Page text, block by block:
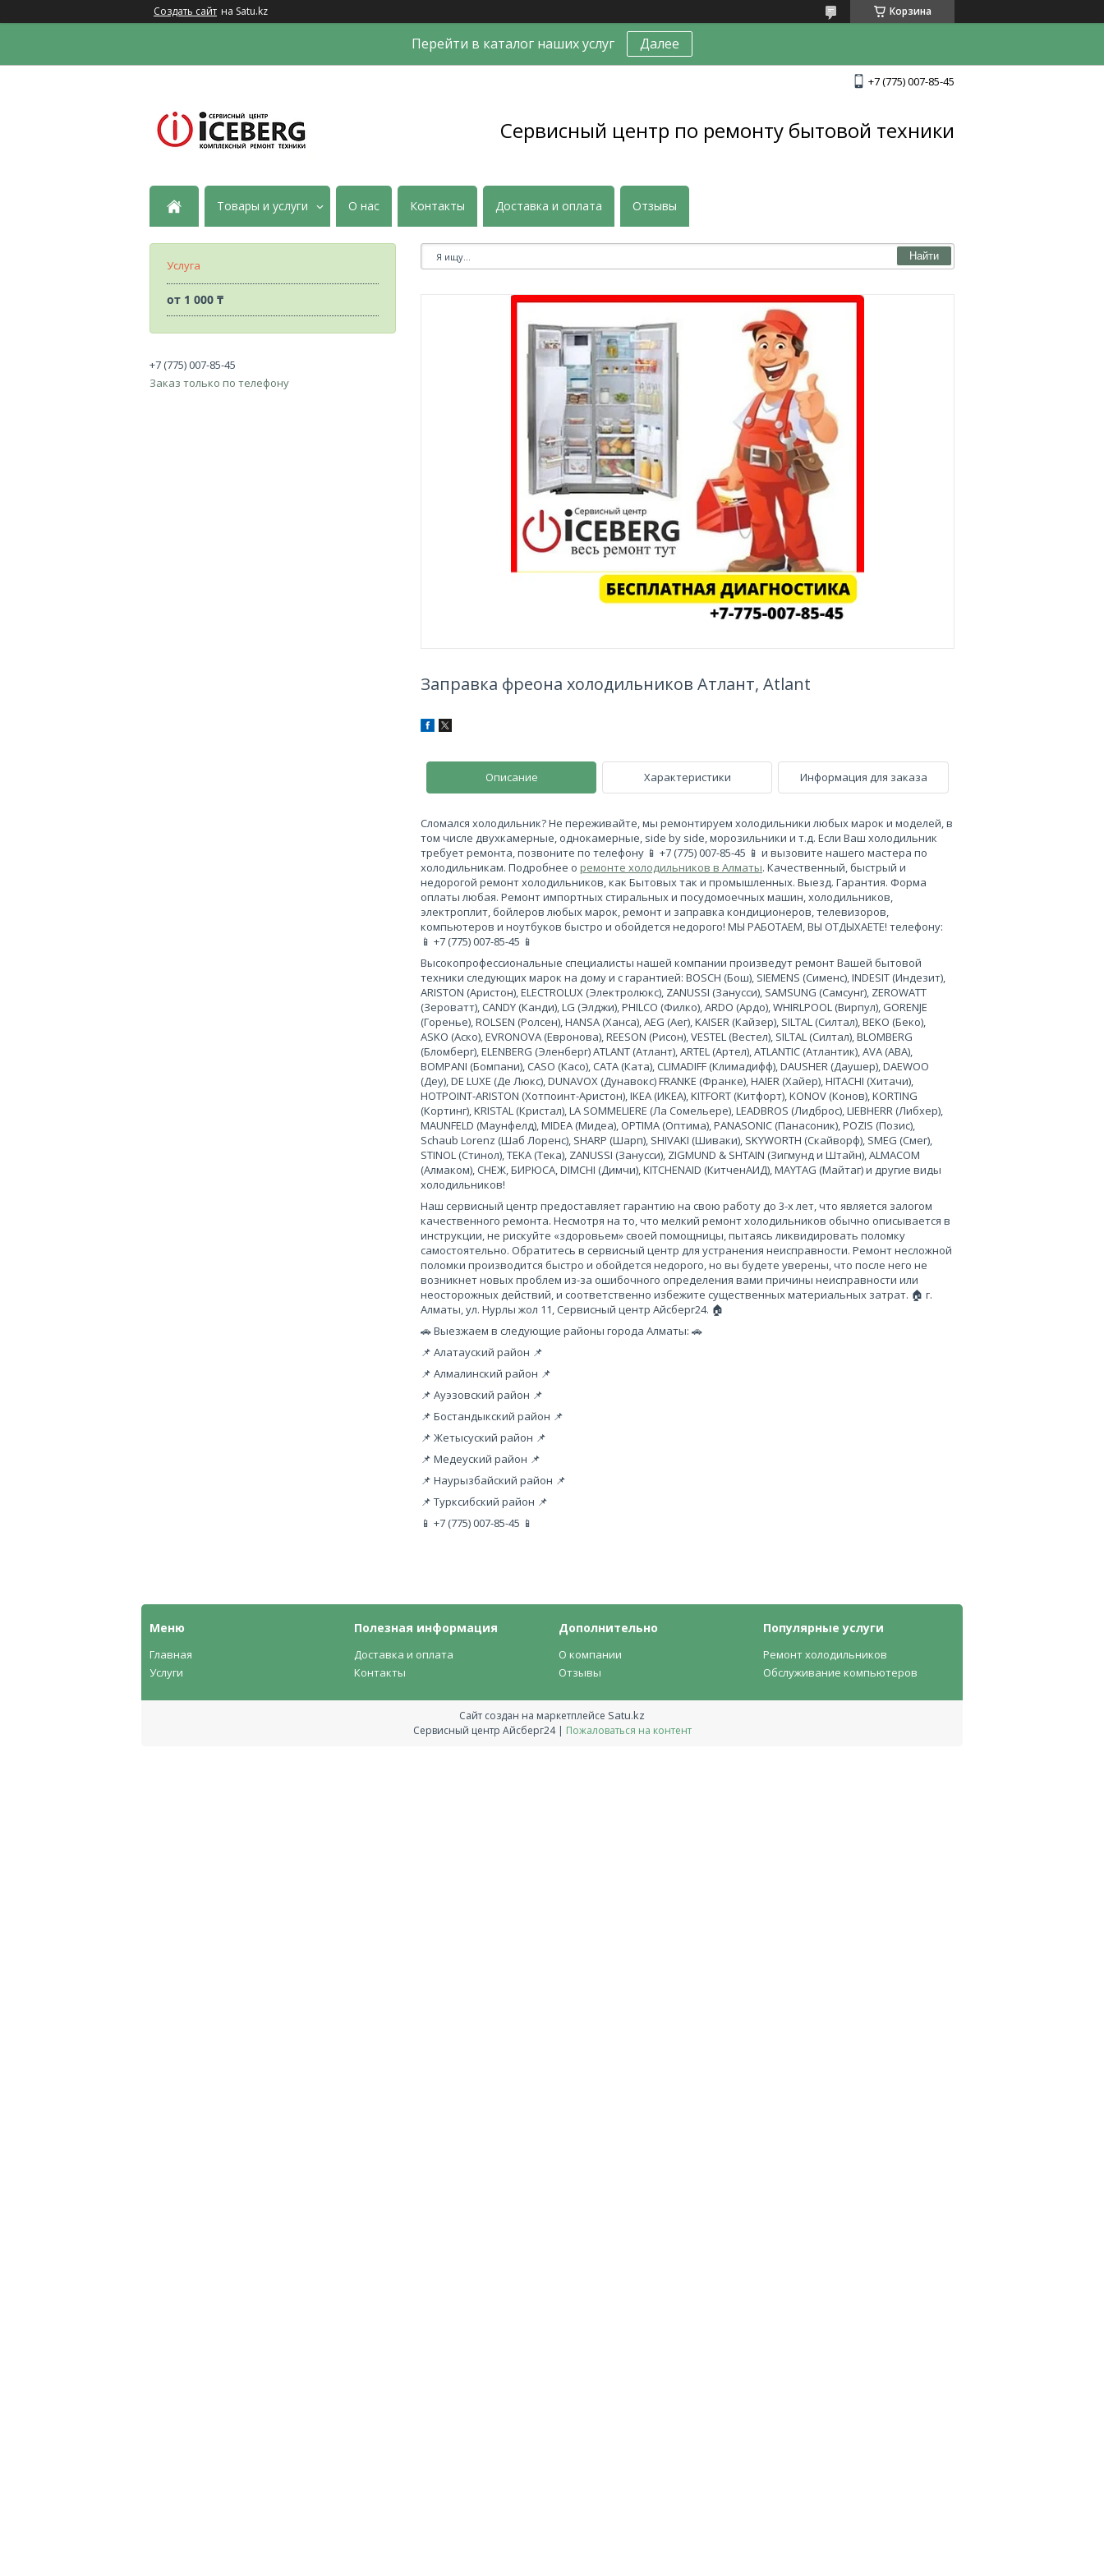
Создать сайт на Satu.kz Корзина
Перейти в каталог наших услуг Далее
+7 (775) 007-85-45
Сервисный центр по ремонту бытовой техники
Товары и услуги О нас Контакты Доставка и оплата Отзывы
Найти
Заправка фреона холодильников Атлант, Atlant
Описание Характеристики Информация для заказа
Сломался холодильник? Не переживайте, мы ремонтируем холодильники любых марок и моделей, в
том числе двухкамерные, однокамерные, side by side, морозильники и т.д. Если Ваш холодильник
требует ремонта, позвоните по телефону 📱 +7 (775) 007-85-45 📱 и вызовите нашего мастера по
холодильникам. Подробнее о ремонте холодильников в Алматы. Качественный, быстрый и
недорогой ремонт холодильников, как Бытовых так и промышленных. Выезд. Гарантия. Форма
оплаты любая. Ремонт импортных стиральных и посудомоечных машин, холодильников,
электроплит, бойлеров любых марок, ремонт и заправка кондиционеров, телевизоров,
компьютеров и ноутбуков быстро и обойдется недорого! МЫ РАБОТАЕМ, ВЫ ОТДЫХАЕТЕ! телефону:
📱 +7 (775) 007-85-45 📱
Высокопрофессиональные специалисты нашей компании произведут ремонт Вашей бытовой
техники следующих марок на дому и с гарантией: BOSCH (Бош), SIEMENS (Сименс), INDESIT (Индезит),
ARISTON (Аристон), ELECTROLUX (Электролюкс), ZANUSSI (Занусси), SAMSUNG (Самсунг), ZEROWATT
(Зероватт), CANDY (Канди), LG (Элджи), PHILCO (Филко), ARDO (Ардо), WHIRLPOOL (Вирпул), GORENJE
(Горенье), ROLSEN (Ролсен), HANSA (Ханса), AEG (Аег), KAISER (Кайзер), SILTAL (Силтал), BEKO (Беко),
ASKO (Аско), EVRONOVA (Евронова), REESON (Рисон), VESTEL (Вестел), SILTAL (Силтал), BLOMBERG
(Бломберг), ELENBERG (Эленберг) ATLANT (Атлант), ARTEL (Артел), ATLANTIC (Атлантик), AVA (АВА),
BOMPANI (Бомпани), CASO (Касо), CATA (Ката), CLIMADIFF (Климадифф), DAUSHER (Даушер), DAEWOO
(Деу), DE LUXE (Де Люкс), DUNAVOX (Дунавокс) FRANKE (Франке), HAIER (Хайер), HITACHI (Хитачи),
HOTPOINT-ARISTON (Хотпоинт-Аристон), IKEA (ИКЕА), KITFORT (Китфорт), KONOV (Конов), KORTING
(Кортинг), KRISTAL (Кристал), LA SOMMELIERE (Ла Сомельере), LEADBROS (Лидброс), LIEBHERR (Либхер),
MAUNFELD (Маунфелд), MIDEA (Мидеа), OPTIMA (Оптима), PANASONIC (Панасоник), POZIS (Позис),
Schaub Lorenz (Шаб Лоренс), SHARP (Шарп), SHIVAKI (Шиваки), SKYWORTH (Скайворф), SMEG (Смег),
STINOL (Стинол), TEKA (Тека), ZANUSSI (Занусси), ZIGMUND & SHTAIN (Зигмунд и Штайн), ALMACOM
(Алмаком), СНЕЖ, БИРЮСА, DIMCHI (Димчи), KITCHENAID (КитченАИД), MAYTAG (Майтаг) и другие виды
холодильников!
Наш сервисный центр предоставляет гарантию на свою работу до 3-х лет, что является залогом
качественного ремонта. Несмотря на то, что мелкий ремонт холодильников обычно описывается в
инструкции, не рискуйте «здоровьем» своей помощницы, пытаясь ликвидировать поломку
самостоятельно. Обратитесь в сервисный центр для устранения неисправности. Ремонт несложной
поломки производится быстро и обойдется недорого, но вы будете уверены, что после него не
возникнет новых проблем из-за ошибочного определения вами причины неисправности или
неосторожных действий, и соответственно избежите существенных материальных затрат. 🏠 г.
Алматы, ул. Нурлы жол 11, Сервисный центр Айсберг24. 🏠
🚗 Выезжаем в следующие районы города Алматы: 🚗
📌 Алатауский район 📌
📌 Алмалинский район 📌
📌 Ауэзовский район 📌
📌 Бостандыкский район 📌
📌 Жетысуский район 📌
📌 Медеуский район 📌
📌 Наурызбайский район 📌
📌 Турксибский район 📌
📱 +7 (775) 007-85-45 📱
Услуга
от 1 000 ₸
+7 (775) 007-85-45
Заказ только по телефону
Меню
Главная
Услуги
Полезная информация
Доставка и оплата
Контакты
Дополнительно
О компании
Отзывы
Популярные услуги
Ремонт холодильников
Обслуживание компьютеров
Сайт создан на маркетплейсе Satu.kz
Сервисный центр Айсберг24 | Пожаловаться на контент